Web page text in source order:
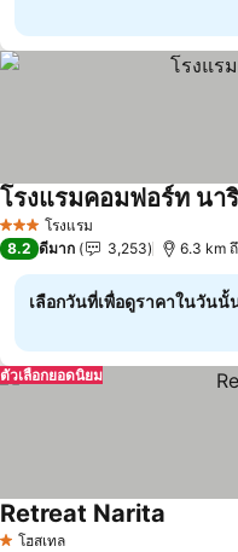
3 ดาว โรงแรม
โรงแรมคอมฟอร์ท นา
8.2 ดีมาก 3,253 6.3 km
เลือกวันที่เพื่อดูราคาในวันนั้
ตัวเลือกยอดนิยม
1 ดาวโฮสเทล
Retreat Narita